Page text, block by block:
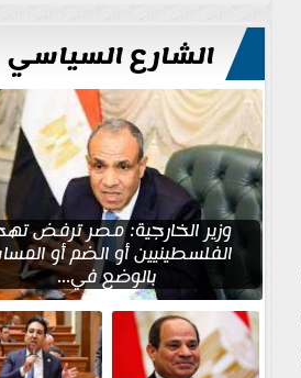
للتعميرالشارع السياسي
وزير الخارجية: مصر ترفض
الفلسطينيين أو الضم أو
بالوضع في...